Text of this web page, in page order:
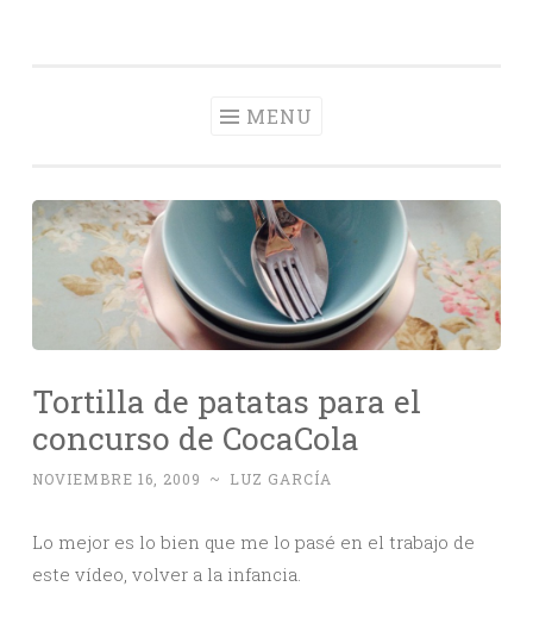
MENU
Tortilla de patatas para el
concurso de CocaCola
NOVIEMBRE 16, 2009 ~ LUZ GARCÍA
Lo mejor es lo bien que me lo pasé en el trabajo de
este vídeo, volver a la infancia.